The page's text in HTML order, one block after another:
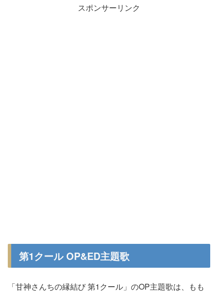
スポンサーリンク
第1クール OP&ED主題歌
「甘神さんちの縁結び 第1クール」のOP主題歌は、もも